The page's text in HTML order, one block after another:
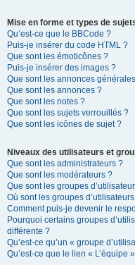
Mise en forme et types de
Qu’est-ce que le BBCode ?
Puis-je insérer du code HTML ?
Que sont les émoticônes ?
Puis-je insérer des images ?
Que sont les annonces
Que sont les annonces ?
Que sont les notes ?
Que sont les sujets verrouillés ?
Que sont les icônes de sujet ?
Niveaux des utilisateurs et
Que sont les administrateurs ?
Que sont les modérateurs ?
Que sont les groupes
Où sont les groupes
Comment puis-je devenir le
Pourquoi certains groupes
différente ?
Qu’est-ce qu’un « groupe
Qu’est-ce que le lien « L’équipe